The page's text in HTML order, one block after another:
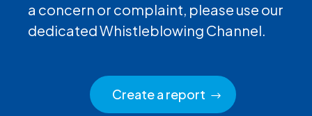
a concern or complaint, please use our
dedicated Whistleblowing Channel.
Create a report